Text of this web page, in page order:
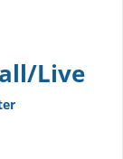
Live